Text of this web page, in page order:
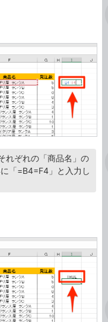
れぞれの「商品名」の
「=B4=F4」と入力し